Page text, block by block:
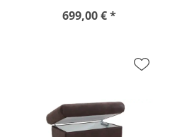
699,00 € *